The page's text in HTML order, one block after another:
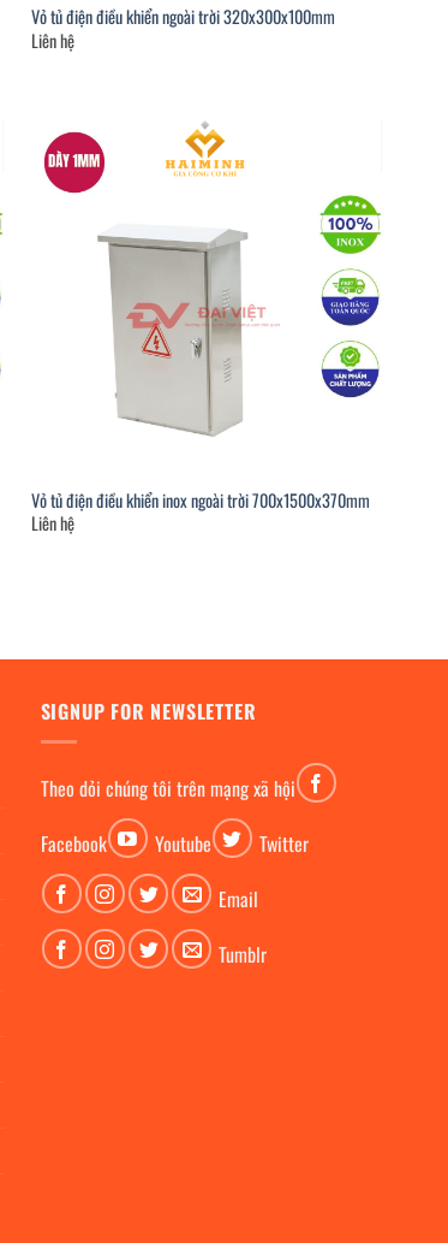
Vỏ tủ điện điều khiển ngoài trời 320x300x100mm
Liên hệ
Vỏ tủ điện điều khiển inox ngoài trời 700x1500x370mm
Liên hệ
SIGNUP FOR NEWSLETTER
Theo dỏi chúng tôi trên mạng xã hội
Facebook
Youtube
Twitter
Email
Tumblr